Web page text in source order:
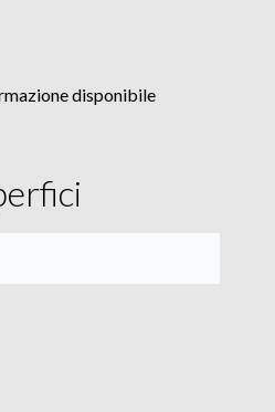
disponibile